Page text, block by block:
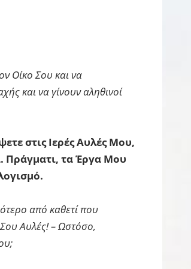
Οίκο Σου και να
και να γίνουν αληθινοί
στις Ιερές Αυλές Μου,
Πράγματι, τα Έργα Μου
από καθετί που
Αυλές! – Ωστόσο,